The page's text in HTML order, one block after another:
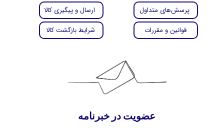
ارسال و پیگیری کالا
شرایط بازگشت کالا
پرسش‌های متداول
قوانین و مقررات